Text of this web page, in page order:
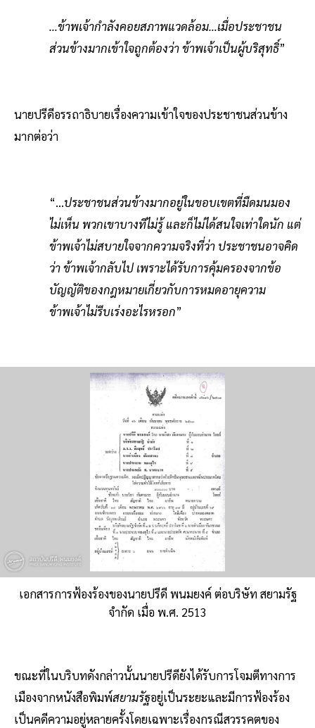
…ข้าพเจ้ากําลังคอยสภาพแวดล้อม…เมื่อประชาชน
ส่วนข้างมากเข้าใจถูกต้องว่า ข้าพเจ้าเป็นผู้บริสุทธิ์”
นายปรีดีอรรถาธิบายเรื่องความเข้าใจของประชาชนส่วนข้าง
มากต่อว่า
“...ประชาชนส่วนข้างมากอยู่ในขอบเขตที่มืดมนมอง
ไม่เห็น พวกเขาบางทีไม่รู้ และก็ไม่ได้สนใจเท่าใดนัก แต่
ข้าพเจ้าไม่สบายใจจากความจริงที่ว่า ประชาชนอาจคิด
ว่า ข้าพเจ้ากลับไป เพราะได้รับการคุ้มครองจากข้อ
บัญญัติของกฎหมายเกี่ยวกับการหมดอายุความ
ข้าพเจ้าไม่รีบเร่งอะไรหรอก”
เอกสารการฟ้องร้องของนายปรีดี พนมยงค์ ต่อบริษัท สยามรัฐ
จำกัด เมื่อ พ.ศ. 2513
ขณะที่ในบริบทดังกล่าวนั้นนายปรีดียังได้รับการโจมตีทางการ
เมืองจากหนังสือพิมพ์สยามรัฐอยู่เป็นระยะและมีการฟ้องร้อง
เป็นคดีความอยู่หลายครั้งโดยเฉพาะเรื่องกรณีสวรรคตของ